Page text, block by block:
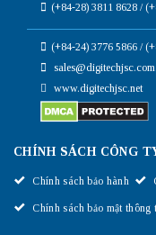
(+84-28) 3811 8628 /
(+84-24) 3776 5866 /
www.digitechjsc.net
CHÍNH SÁCH CÔNG
Chính sách bảo hành
Chính sách bảo mật thông